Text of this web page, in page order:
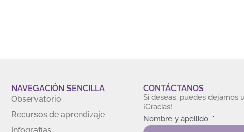
NAVEGACIÓN SENCILLA
Observatorio
Recursos de aprendizaje
CONTÁCTANOS
Si deseas, puedes
¡Gracias!
Nombre y apellido